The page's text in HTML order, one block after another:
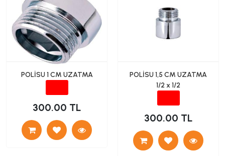
POLİSU 1 CM UZATMA
300.00 TL
POLİSU 1,5 CM UZATMA
1/2 x 1/2
300.00 TL